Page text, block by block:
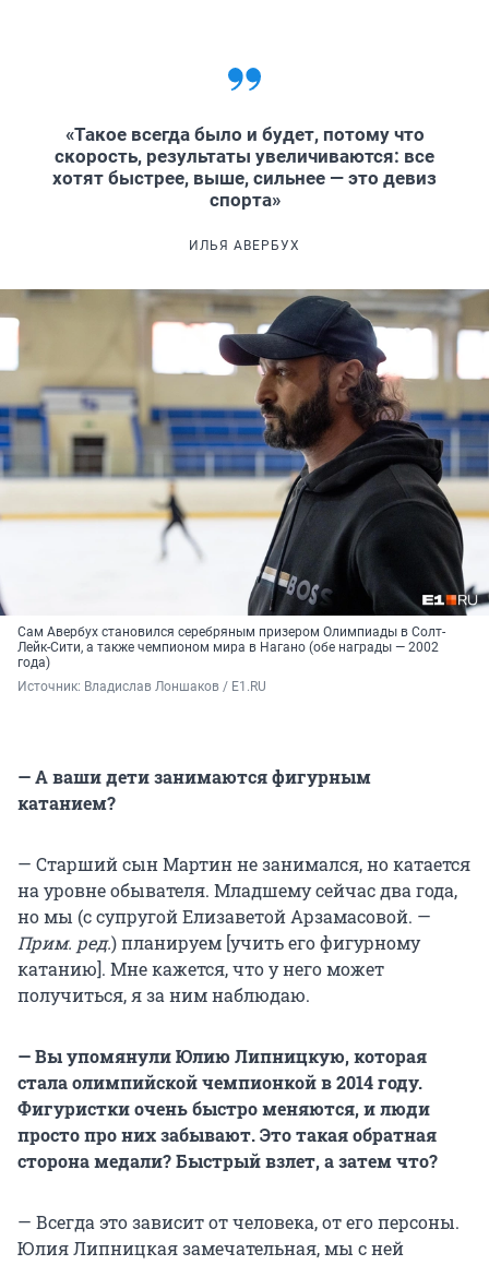
«Такое всегда было и будет, потому что
скорость, результаты увеличиваются: все
хотят быстрее, выше, сильнее — это девиз
спорта»
ИЛЬЯ АВЕРБУХ
Сам Авербух становился серебряным призером Олимпиады в Солт-
Лейк-Сити, а также чемпионом мира в Нагано (обе награды — 2002
года)
Источник: Владислав Лоншаков / E1.RU
— А ваши дети занимаются фигурным
катанием?
— Старший сын Мартин не занимался, но катается
на уровне обывателя. Младшему сейчас два года,
но мы (с супругой Елизаветой Арзамасовой. —
Прим. ред.) планируем [учить его фигурному
катанию]. Мне кажется, что у него может
получиться, я за ним наблюдаю.
— Вы упомянули Юлию Липницкую, которая
стала олимпийской чемпионкой в 2014 году.
Фигуристки очень быстро меняются, и люди
просто про них забывают. Это такая обратная
сторона медали? Быстрый взлет, а затем что?
— Всегда это зависит от человека, от его персоны.
Юлия Липницкая замечательная, мы с ней